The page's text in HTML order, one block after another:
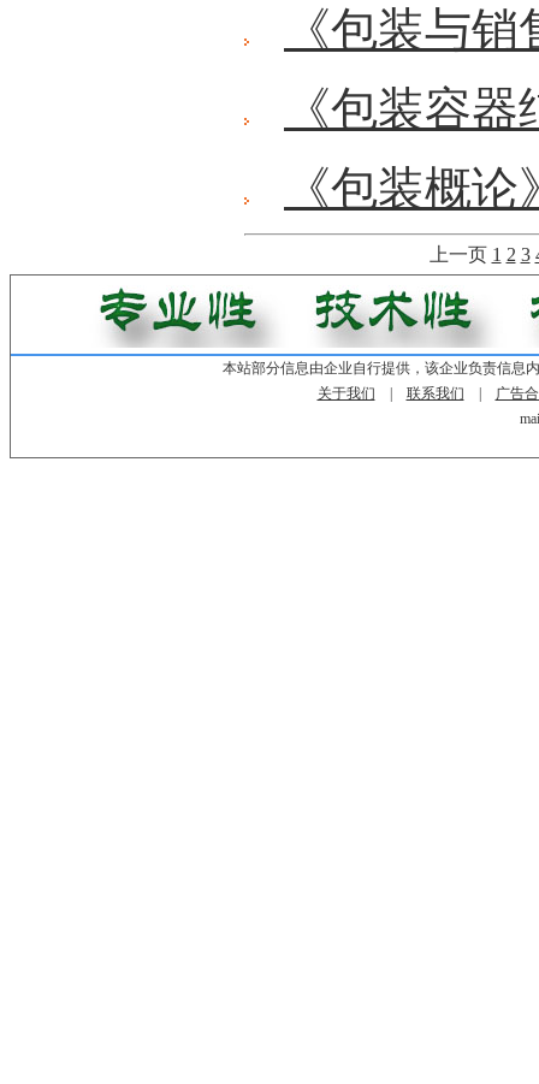
《包装与
《包装容
《包装概论
上一页 1 2 3
本站部分信息由企业自行提供，该企业负责信息
关于我们
联系我们
广告